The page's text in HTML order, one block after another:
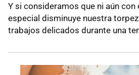
Y si consideramos que ni aún con
especial disminuye nuestra
trabajos delicados durante una